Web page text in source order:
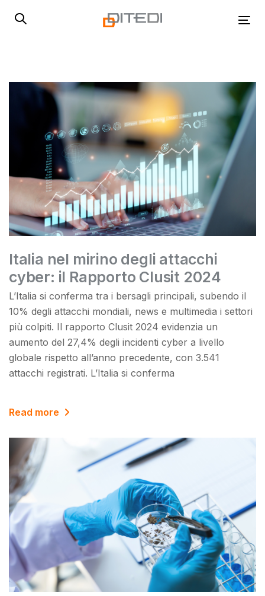
links
content
Italia nel mirino degli attacchi
cyber: il Rapporto Clusit 2024
L’Italia si conferma tra i bersagli principali, subendo il
10% degli attacchi mondiali, news e multimedia i settori
più colpiti. Il rapporto Clusit 2024 evidenzia un
aumento del 27,4% degli incidenti cyber a livello
globale rispetto all’anno precedente, con 3.541
attacchi registrati. L’Italia si conferma
Read more